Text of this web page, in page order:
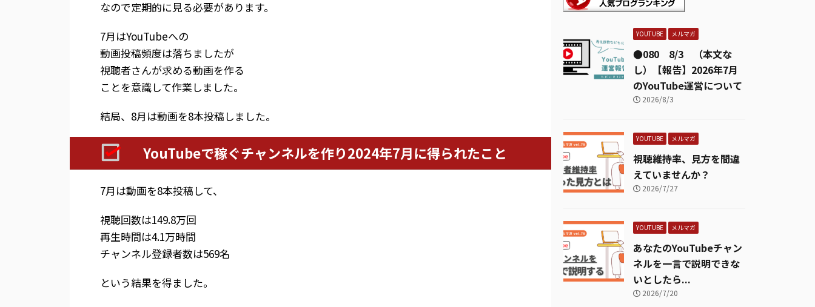
なので定期的に見る必要があります。
7月はYouTubeへの
動画投稿頻度は落ちましたが
視聴者さんが求める動画を作る
ことを意識して作業しました。
結局、8月は動画を8本投稿しました。
YouTubeで稼ぐチャンネルを作り2024年7月に得られたこと
7月は動画を8本投稿して、
視聴回数は149.8万回
再生時間は4.1万時間
チャンネル登録者数は569名
という結果を得ました。
YOUTUBE メルマガ
●080 8/3 （本文な
し）【報告】2026年7月
のYouTube運営について
2026/8/3
YOUTUBE メルマガ
視聴維持率、見方を間違
えていませんか？
2026/7/27
YOUTUBE メルマガ
あなたのYouTubeチャン
ネルを一言で説明できな
いとしたら...
2026/7/20